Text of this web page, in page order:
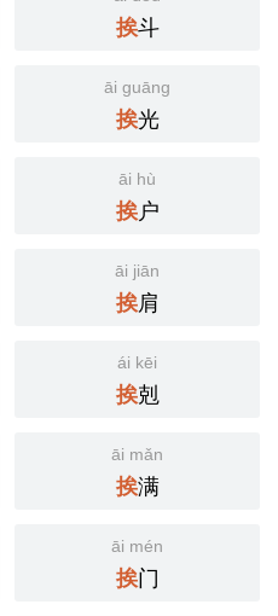
挨斗
āi guāng
挨光
āi hù
挨户
āi jiān
挨肩
ái kēi
挨剋
āi mǎn
挨满
āi mén
挨门